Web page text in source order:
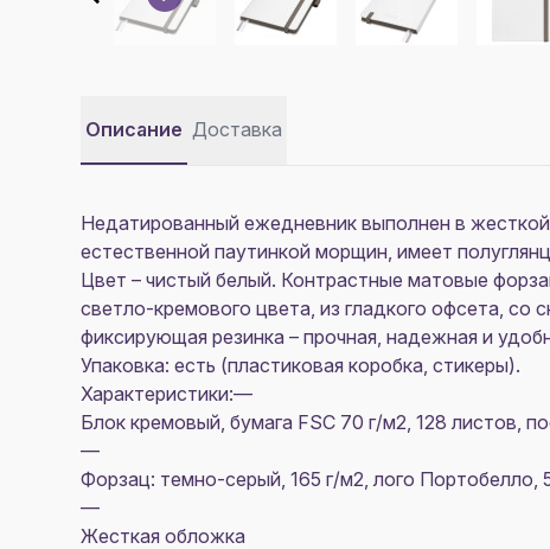
Описание Доставка
Недатированный ежедневник выполнен в
естественной паутинкой морщин, имеет
Цвет – чистый белый. Контрастные матовые
светло-кремового цвета, из гладкого офсета, со
фиксирующая резинка – прочная, надежная и
Упаковка: есть (пластиковая коробка, стикеры).
Характеристики:—
Блок кремовый, бумага FSC 70 г/м2, 128 листов,
—
Форзац: темно-серый, 165 г/м2, лого Портобелло,
—
Жесткая обложка